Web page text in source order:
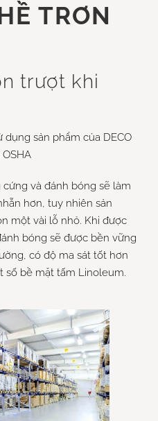
TRƠN
trượt khi
dụng sản phẩm của DECO
và đánh bóng sẽ làm
hơn, tuy nhiên sản
một vài lỗ nhỏ. Khi được
bóng sẽ được bền vững
có độ ma sát tốt hơn
số bề mặt tấm Linoleum.